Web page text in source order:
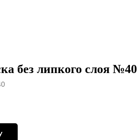
без липкого слоя №40